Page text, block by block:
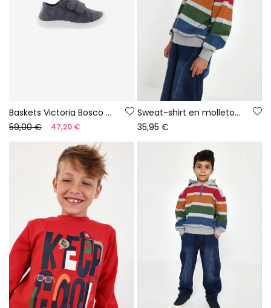
Baskets Victoria Bosco barefoot en toile couleur nuit
59,00 €
47,20 €
Sweat-shirt en molleton garçon gris chiné rayé multicolore
35,95 €